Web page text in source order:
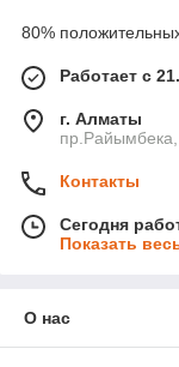
80%
Работает с
г. Алматы
Контакты
Сегодня
Показать
О нас